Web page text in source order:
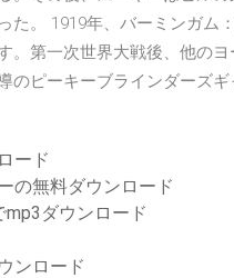
た。 1919年、バーミンガム
。第一次世界大戦後、他の
のピーキーブラインダーズ
ード
の無料ダウンロード
ダウンロード
ンロード